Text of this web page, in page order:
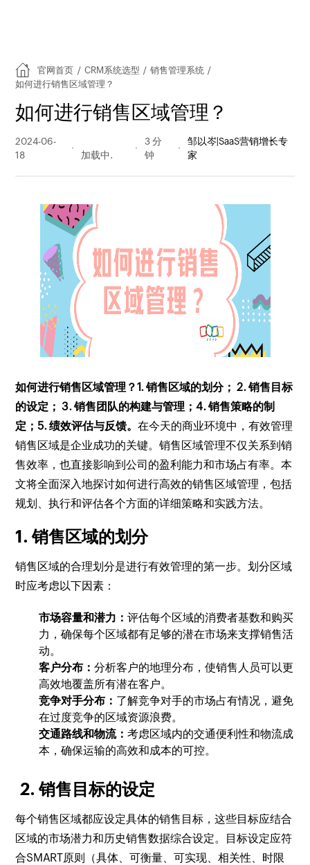
官网首页 / CRM系统选型 / 销售管理系统 /
如何进行销售区域管理？
如何进行销售区域管理？
2024-06-
18
量
3 分
钟
邹以岑|SaaS营销增长专
家
如何进行销售区域管理？1. 销售区域的划分； 2. 销售目标
的设定； 3. 销售团队的构建与管理；4. 销售策略的制
定；5. 绩效评估与反馈。在今天的商业环境中，有效管理
销售区域是企业成功的关键。销售区域管理不仅关系到销
售效率，也直接影响到公司的盈利能力和市场占有率。本
文将全面深入地探讨如何进行高效的销售区域管理，包括
规划、执行和评估各个方面的详细策略和实践方法。
1. 销售区域的划分
销售区域的合理划分是进行有效管理的第一步。划分区域
时应考虑以下因素：
市场容量和潜力：评估每个区域的消费者基数和购买
力，确保每个区域都有足够的潜在市场来支撑销售活
动。
客户分布：分析客户的地理分布，使销售人员可以更
高效地覆盖所有潜在客户。
竞争对手分布： 了解竞争对手的市场占有情况，避免
在过度竞争的区域资源浪费。
交通路线和物流：考虑区域内的交通便利性和物流成
本，确保运输的高效和成本的可控。
2. 销售目标的设定
每个销售区域都应设定具体的销售目标，这些目标应结合
区域的市场潜力和历史销售数据综合设定。目标设定应符
合SMART原则（具体、可衡量、可实现、相关性、时限